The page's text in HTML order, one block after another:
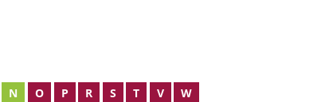
N O P R S T V
W